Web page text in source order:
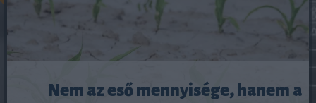
Nem az eső mennyisége, hanem a